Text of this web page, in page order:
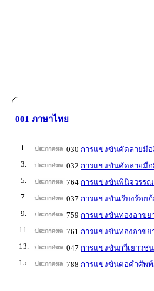
001 ภาษาไทย
1. 030 การแข่งขันคัดลายมือ
3.
032 การแข่งขันคัดลายมือ
5.
764 การแข่งขันพินิจวรรณ
7.
037 การแข่งขันเรียงร้อย
9.
759 การแข่งขันท่องอาขย
11.
761 การแข่งขันท่องอาขย
13.
047 การแข่งขันกวีเยาวช
15.
788 การแข่งขันต่อคำศัพท์